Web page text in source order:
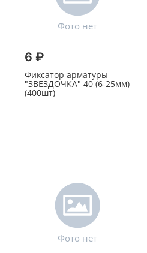
6 ₽
Фиксатор арматуры
"ЗВЕЗДОЧКА" 40 (6-25мм)
(400шт)